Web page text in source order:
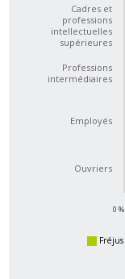
Cadres et
professions
intellectuelles
supérieures
Professions
intermédiaires
Employés
Ouvriers
0 %
Fréjus